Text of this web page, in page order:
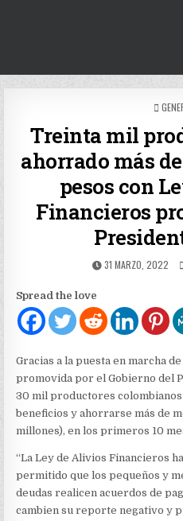
Treinta mil
ahorrado más
pesos con
Financieros
PUBLISHED
31 MARZO, 2022
Spread the love
Gracias a la puesta en marcha
promovida por el Gobierno del
30 mil productores
beneficios y ahorrarse más de
millones), en los primeros 10
“La Ley de Alivios Financieros
permitido que los pequeños y
deudas realicen acuerdos de
cambien su reporte negativo y